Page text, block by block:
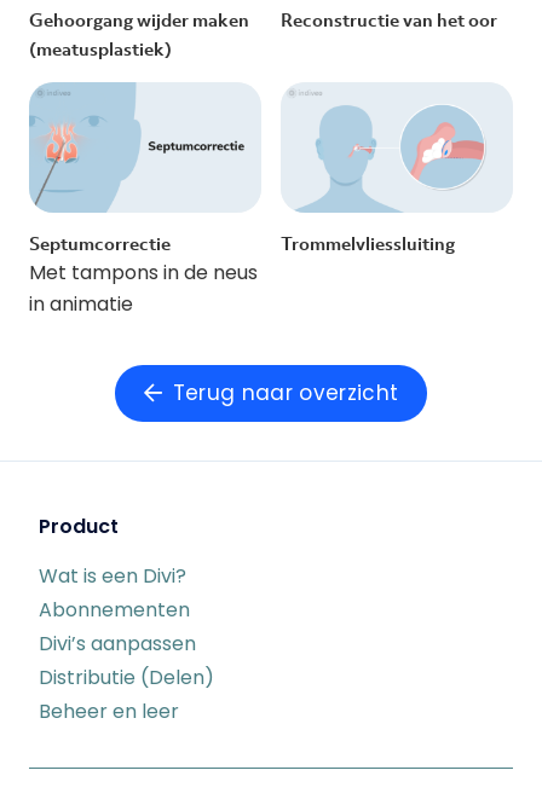
Gehoorgang wijder maken
(meatusplastiek)
Reconstructie van het oor
Septumcorrectie
Met tampons in de neus
in animatie
Trommelvliessluiting
Terug naar overzicht
Product
Wat is een Divi?
Abonnementen
Divi’s aanpassen
Distributie (Delen)
Beheer en leer